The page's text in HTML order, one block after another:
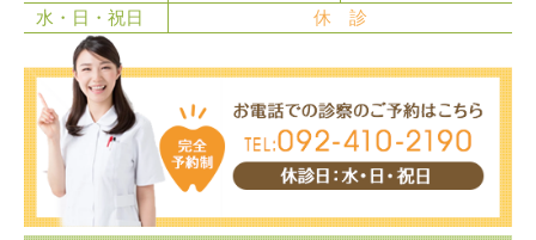
水・日・祝日
休 診